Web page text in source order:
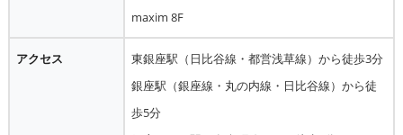
maxim 8F
アクセス
東銀座駅（日比谷線・都営浅草線）から徒歩3分
銀座駅（銀座線・丸の内線・日比谷線）から徒
歩5分